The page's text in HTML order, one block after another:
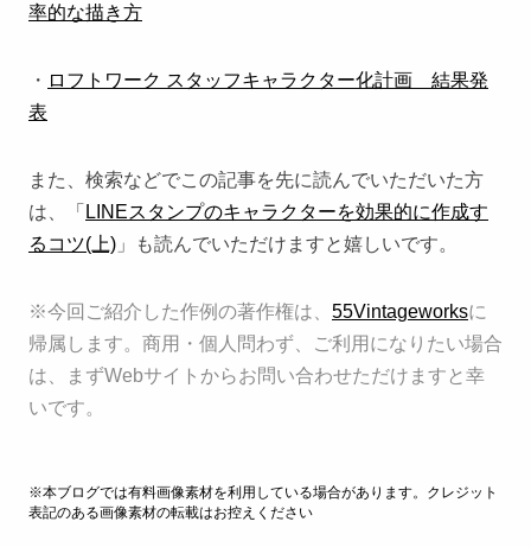
率的な描き方
・ ロフトワーク スタッフキャラクター化計画 結果発
表
また、検索などでこの記事を先に読んでいただいた方
は、「 LINEスタンプのキャラクターを効果的に作成す
るコツ(上) 」も読んでいただけますと嬉しいです。
※今回ご紹介した作例の著作権は、 55Vintageworksに
帰属します。商用・個人問わず、ご利用になりたい場合
は、まずWebサイトからお問い合わせただけますと幸
いです。
※本ブログでは有料画像素材を利用している場合があります。クレジット
表記のある画像素材の転載はお控えください